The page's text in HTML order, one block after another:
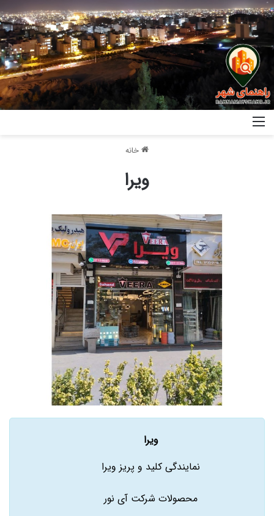
خانه
ویرا
ویرا
نمایندگی کلید و پریز ویرا
محصولات شرکت آی نور